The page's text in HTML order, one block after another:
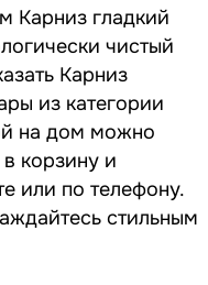
Карниз гладкий
чистый
Карниз
из категории
на дом можно
корзину и
или по телефону.
стильным